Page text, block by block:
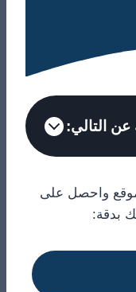
التالي:
واحصل على
بدقة: